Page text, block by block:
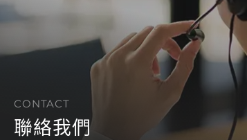
CONTACT
聯絡我們